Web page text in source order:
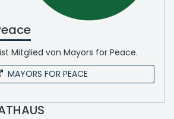
Mitglied von Mayors for Peace.
MAYORS FOR PEACE